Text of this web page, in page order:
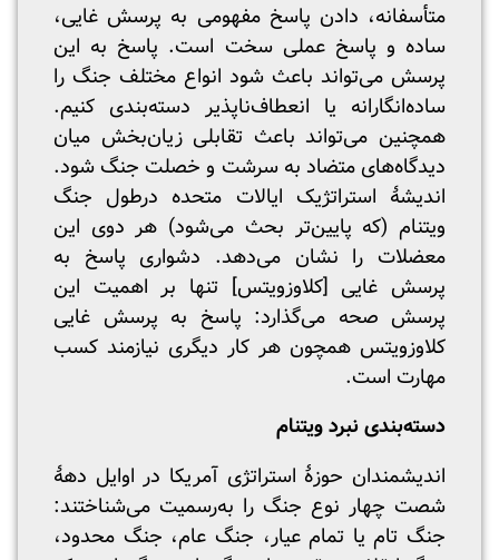
متأسفانه، دادن پاسخ مفهومی به پرسش غایی،
ساده و پاسخ عملی سخت است. پاسخ به این
پرسش می‌تواند باعث شود انواع مختلف جنگ را
ساده‌انگارانه یا انعطاف‌ناپذیر دسته‌بندی کنیم.
همچنین می‌تواند باعث تقابلی زیان‌بخش میان
دیدگاه‌های متضاد به سرشت و خصلت جنگ شود.
اندیشۀ استراتژیک ایالات متحده درطول جنگ
ویتنام (که پایین‌تر بحث می‌شود) هر دوی این
معضلات را نشان می‌دهد. دشواری پاسخ به
پرسش غایی [کلاوزویتس] تنها بر اهمیت این
پرسش صحه می‌گذارد: پاسخ به پرسش غایی
کلاوزویتس همچون هر کار دیگری نیازمند کسب
مهارت است.
دسته‌بندی نبرد ویتنام
اندیشمندان حوزۀ استراتژی آمریکا در اوایل دهۀ
شصت چهار نوع جنگ را به‌رسمیت می‌شناختند:
جنگ تام یا تمام عیار، جنگ عام، جنگ محدود،